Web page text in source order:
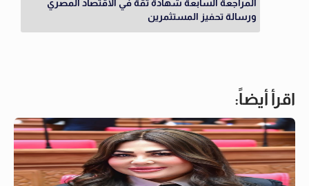
المراجعة السابعة شهادة ثقة في الاقتصاد المصري
ورسالة تحفيز المستثمرين
اقرأ أيضاً: